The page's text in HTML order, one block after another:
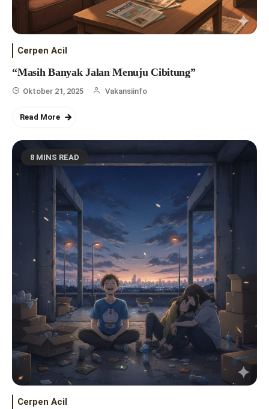
Cerpen Acil
“Masih Banyak Jalan Menuju Cibitung”
Oktober 21, 2025 Vakansiinfo
Read More
8 MINS READ
Cerpen Acil